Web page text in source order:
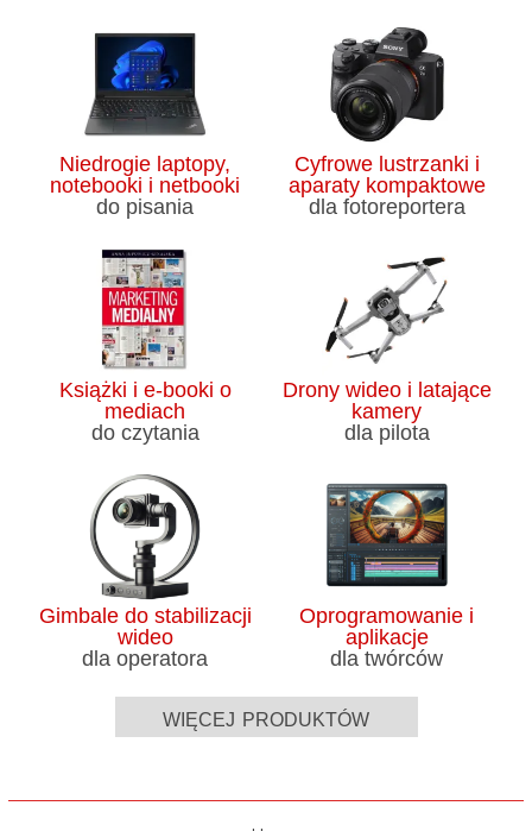
Niedrogie laptopy,
notebooki i netbooki
do pisania
Cyfrowe lustrzanki i
aparaty kompaktowe
dla fotoreportera
Książki i e-booki o
mediach
do czytania
Drony wideo i latające
kamery
dla pilota
Gimbale do stabilizacji
wideo
dla operatora
Oprogramowanie i
aplikacje
dla twórców
więcej produktów